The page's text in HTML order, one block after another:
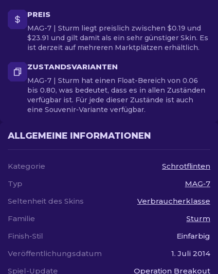
PREIS
MAG-7 | Sturm liegt preislich zwischen $0.19 und
$23.91 und gilt damit als ein sehr günstiger Skin. Es
ist derzeit auf mehreren Marktplätzen erhältlich.
ZUSTANDSVARIANTEN
MAG-7 | Sturm hat einen Float-Bereich von 0.06
bis 0.80, was bedeutet, dass es in allen Zuständen
verfügbar ist. Für jede dieser Zustände ist auch
eine Souvenir-Variante verfügbar.
ALLGEMEINE INFORMATIONEN
Kategorie
Schrotflinten
Typ
MAG-7
Seltenheit des Skins
Verbraucherklasse
Familie
Sturm
Finish-Stil
Einfarbig
Veröffentlichungsdatum
1. Juli 2014
Spiel-Update
Operation Breakout